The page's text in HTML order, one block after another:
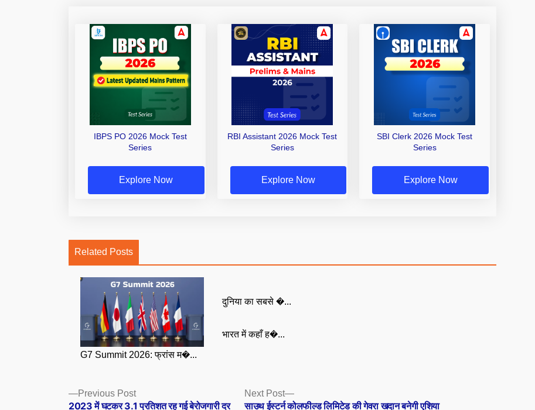
IBPS PO 2026 Mock Test
Series
Explore Now
RBI Assistant 2026 Mock Test
Series
Explore Now
SBI Clerk 2026 Mock Test
Series
Explore Now
Related Posts
G7 Summit 2026: फ्रांस म�...
दुनिया का सबसे �...
भारत में कहाँ ह�...
Posts
Previous PostPrevious
post:
2023 में घटकर 3.1 प्रतिशत रह गई बेरोजगारी दर
Next Post
Next
post:
साउथ ईस्टर्न कोलफील्ड लिमिटेड की गेवरा खदान बनेगी एशिया